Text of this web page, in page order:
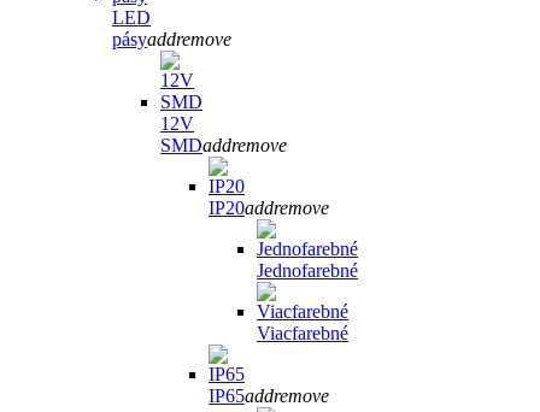
LED
pásyaddremove
12V
SMDaddremove
IP20addremove
Jednofarebné
Viacfarebné
IP65addremove